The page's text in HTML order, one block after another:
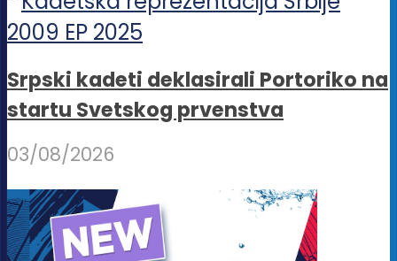
Srpski kadeti deklasirali Portoriko na
startu Svetskog prvenstva
03/08/2026